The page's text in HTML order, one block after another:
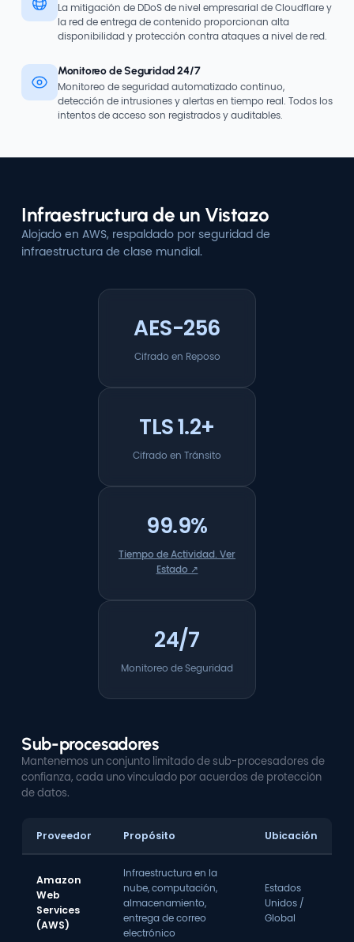
La mitigación de DDoS de nivel empresarial de Cloudflare y
la red de entrega de contenido proporcionan alta
disponibilidad y protección contra ataques a nivel de red.
Monitoreo de Seguridad 24/7
Monitoreo de seguridad automatizado continuo,
detección de intrusiones y alertas en tiempo real. Todos los
intentos de acceso son registrados y auditables.
Infraestructura de un Vistazo
Alojado en AWS, respaldado por seguridad de
infraestructura de clase mundial.
AES-256
Cifrado en Reposo
TLS 1.2+
Cifrado en Tránsito
99.9%
Tiempo de Actividad. Ver
Estado ↗
24/7
Monitoreo de Seguridad
Sub-procesadores
Mantenemos un conjunto limitado de sub-procesadores de
confianza, cada uno vinculado por acuerdos de protección
de datos.
Proveedor Propósito Ubicación
Amazon
Web
Services
(AWS)
Infraestructura en la
nube, computación,
almacenamiento,
entrega de correo
electrónico
Estados
Unidos /
Global